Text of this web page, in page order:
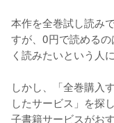
本作を全巻試し読み
すが、0円で読める
く読みたいという人
しかし、「全巻購入
したサービス」を探
子書籍サービスがおす